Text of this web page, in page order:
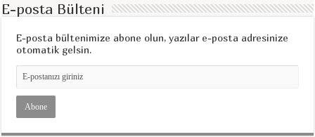
E-posta Bülteni
E-posta bültenimize abone olun, yazılar e-posta adresinize
otomatik gelsin.